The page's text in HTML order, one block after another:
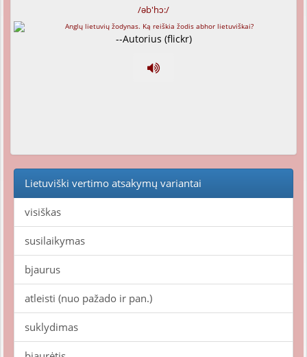
/əb'hɔ:/
--Autorius (flickr)
Lietuviški vertimo atsakymų variantai
visiškas
susilaikymas
bjaurus
atleisti (nuo pažado ir pan.)
suklydimas